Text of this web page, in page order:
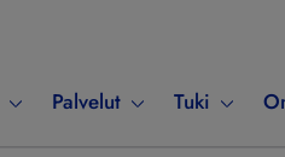
Palvelut Tuki